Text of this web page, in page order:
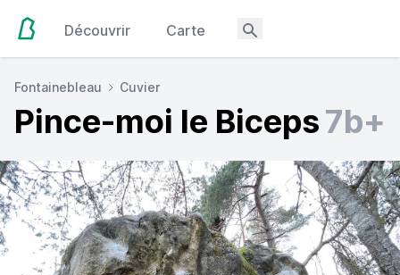
Découvrir Carte
Fontainebleau Cuvier
Pince-moi le Biceps7b+